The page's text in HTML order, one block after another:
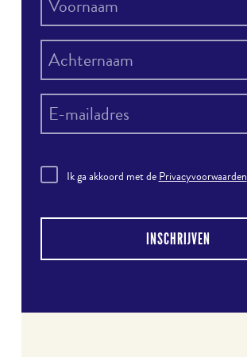
Ik ga akkoord met de Privacyvoorwaarden
INSCHRIJVEN